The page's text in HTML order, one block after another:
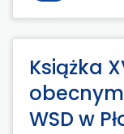
Książka
WSD w